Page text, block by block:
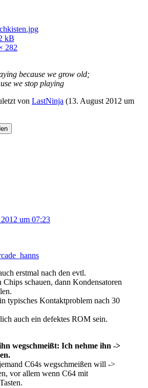
kB
282
because we grow old;
we stop playing
von LastNinja (13. August 2012 um
um 07:23
erstmal nach den evtl.
Chips schauen, dann Kondensatoren
typisches Kontaktproblem nach 30
auch ein defektes ROM sein.
wegschmeißt: Ich nehme ihn ->
C64s wegschmeißen will ->
vor allem wenn C64 mit